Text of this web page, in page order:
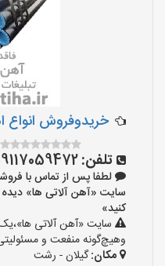
خریدوفروش
تلفن:
لطفا پس از تماس با
کنید»
سایت «آهن آلاتی
وهیچ‌گونه منفعت و
مکان:گیلان - رشت